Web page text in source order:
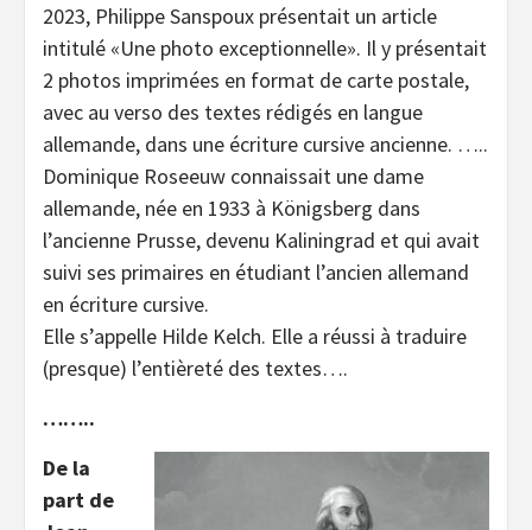
2023, Philippe Sanspoux présentait un article
intitulé «Une photo exceptionnelle». Il y présentait
2 photos imprimées en format de carte postale,
avec au verso des textes rédigés en langue
allemande, dans une écriture cursive ancienne. …..
Dominique Roseeuw connaissait une dame
allemande, née en 1933 à Königsberg dans
l’ancienne Prusse, devenu Kaliningrad et qui avait
suivi ses primaires en étudiant l’ancien allemand
en écriture cursive.
Elle s’appelle Hilde Kelch. Elle a réussi à traduire
(presque) l’entièreté des textes….
……..
De la
part de